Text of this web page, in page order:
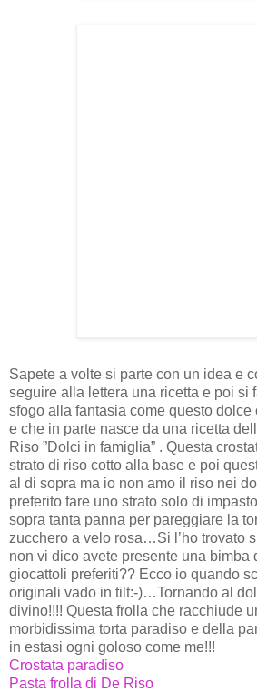
Sapete a volte si parte con un idea e
seguire alla lettera una ricetta e poi si
sfogo alla fantasia come questo dolce
e che in parte nasce da una ricetta
Riso ”Dolci in famiglia” . Questa
strato di riso cotto alla base e poi
al di sopra ma io non amo il riso nei
preferito fare uno strato solo di
sopra tanta panna per pareggiare la
zucchero a velo rosa…Si l’ho trovato
non vi dico avete presente una bimba
giocattoli preferiti?? Ecco io quando
originali vado in tilt:-)…Tornando al
divino!!!! Questa frolla che racchiude
morbidissima torta paradiso e della
in estasi ogni goloso come me!!!
Crostata paradiso
Pasta frolla di De Riso